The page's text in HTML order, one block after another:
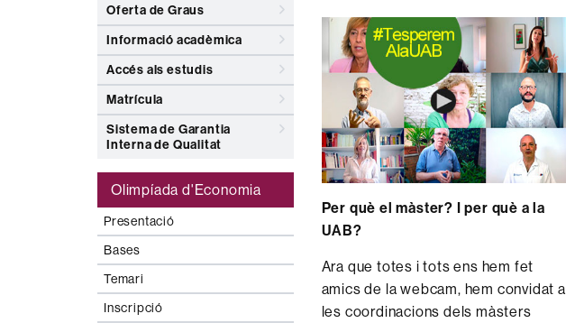
Oferta de Graus
Informació acadèmica
Accés als estudis
Matrícula
Sistema de Garantia
Interna de Qualitat
Olimpíada d'Economia
Presentació
Bases
Temari
Inscripció
Per què el màster? I per què a la
UAB?
Ara que totes i tots ens hem fet
amics de la webcam, hem convidat a
les coordinacions dels màsters